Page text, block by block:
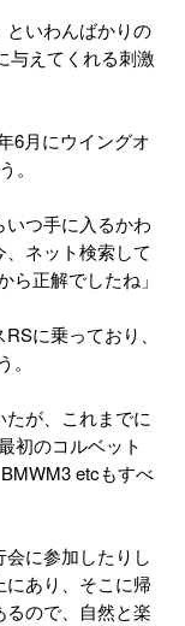
いわんばかりの
与えてくれる刺激
6月にウイングオ
。
つ手に入るかわ
ネット検索して
ら正解でしたね」
に乗っており、
が、これまでに
初のコルベット
etcもすべ
に参加したりし
あり、そこに帰
ので、自然と楽